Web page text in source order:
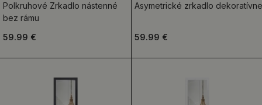
Polkruhové Zrkadlo nástenné
bez rámu
59.99 €
Asymetrické zrkadlo dekoratívne
59.99 €